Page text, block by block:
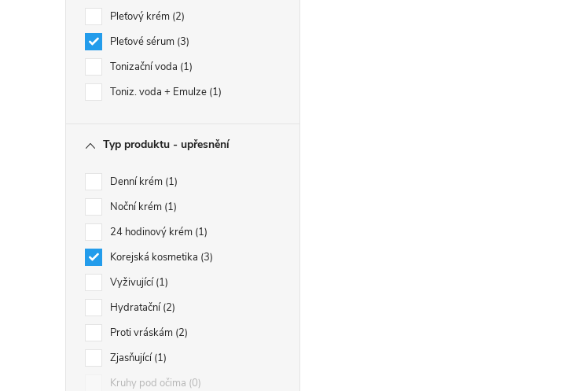
Pleťový krém 2
Pleťové sérum 3
Tonizační voda 1
Toniz. voda + Emulze 1
Typ produktu - upřesnění
Denní krém 1
Noční krém 1
24 hodinový krém 1
Korejská kosmetika 3
Vyživující 1
Hydratační 2
Proti vráskám 2
Zjasňující 1
Kruhy pod očima 0